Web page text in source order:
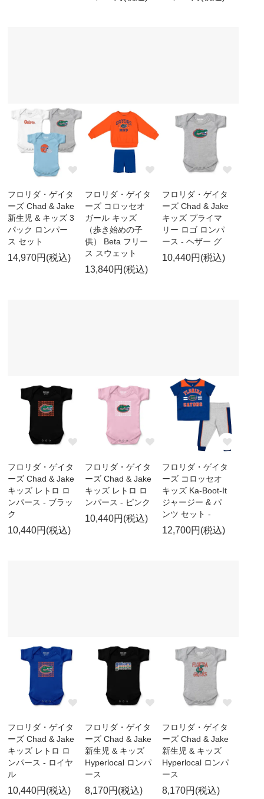
フロリダ・ゲイタ
ーズ Chad & Jake
新生児 & キッズ 3
パック ロンパー
ス セット
14,970円(税込)
フロリダ・ゲイタ
ーズ コロッセオ
ガール キッズ
（歩き始めの子
供） Beta フリー
ス スウェット
13,840円(税込)
フロリダ・ゲイタ
ーズ Chad & Jake
キッズ プライマ
リー ロゴ ロンパ
ース - ヘザー グ
10,440円(税込)
フロリダ・ゲイタ
ーズ Chad & Jake
キッズ レトロ ロ
ンパース - ブラッ
ク
10,440円(税込)
フロリダ・ゲイタ
ーズ Chad & Jake
キッズ レトロ ロ
ンパース - ピンク
10,440円(税込)
フロリダ・ゲイタ
ーズ コロッセオ
キッズ Ka-Boot-It
ジャージー & パ
ンツ セット -
12,700円(税込)
フロリダ・ゲイタ
ーズ Chad & Jake
キッズ レトロ ロ
ンパース - ロイヤ
ル
10,440円(税込)
フロリダ・ゲイタ
ーズ Chad & Jake
新生児 & キッズ
Hyperlocal ロンパ
ース
8,170円(税込)
フロリダ・ゲイタ
ーズ Chad & Jake
新生児 & キッズ
Hyperlocal ロンパ
ース
8,170円(税込)